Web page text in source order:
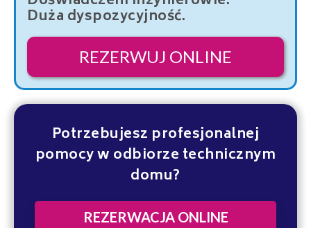
Duża dyspozycyjność.
REZERWUJ ONLINE
Potrzebujesz profesjonalnej
pomocy w odbiorze technicznym
domu?
REZERWACJA ONLINE